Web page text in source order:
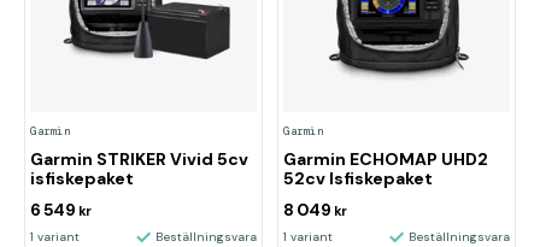
Garmin
Garmin STRIKER Vivid 5cv
isfiskepaket
6 549 kr
1 variant Beställningsvara
Garmin
Garmin ECHOMAP UHD2
52cv Isfiskepaket
8 049 kr
1 variant Beställningsvara